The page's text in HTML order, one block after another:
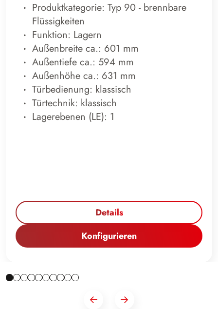
Produktkategorie: Typ 90 - brennbare
Flüssigkeiten
Funktion: Lagern
Außenbreite ca.: 601 mm
Außentiefe ca.: 594 mm
Außenhöhe ca.: 631 mm
Türbedienung: klassisch
Türtechnik: klassisch
Lagerebenen (LE): 1
Details
Konfigurieren